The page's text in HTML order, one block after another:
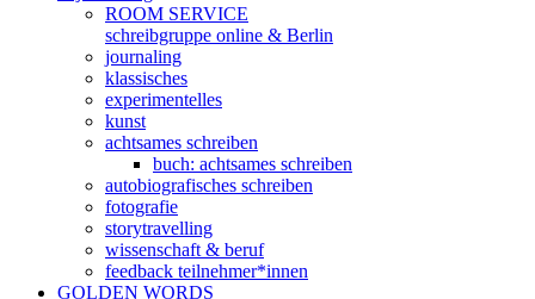
ROOM SERVICE
schreibgruppe online & Berlin
journaling
klassisches
experimentelles
kunst
achtsames schreiben
buch: achtsames schreiben
autobiografisches schreiben
fotografie
storytravelling
wissenschaft & beruf
feedback teilnehmer*innen
GOLDEN WORDS